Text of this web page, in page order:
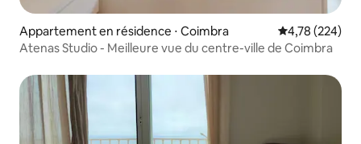
Appartement en résidence ⋅ Coimbra Évaluation
4,78 (224)
Atenas Studio - Meilleure vue du centre-ville de Coimbra